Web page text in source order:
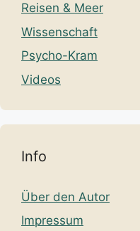
Reisen & Meer
Wissenschaft
Psycho-Kram
Videos
Info
Über den Autor
Impressum